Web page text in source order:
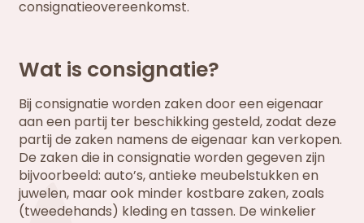
consignatieovereenkomst.
Wat is consignatie?
Bij consignatie worden zaken door een eigenaar
aan een partij ter beschikking gesteld, zodat deze
partij de zaken namens de eigenaar kan verkopen.
De zaken die in consignatie worden gegeven zijn
bijvoorbeeld: auto’s, antieke meubelstukken en
juwelen, maar ook minder kostbare zaken, zoals
(tweedehands) kleding en tassen. De winkelier